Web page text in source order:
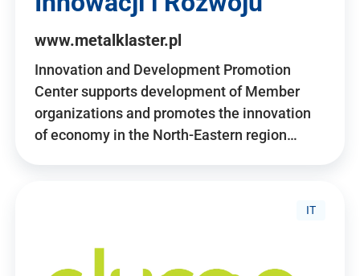
www.metalklaster.pl
Innovation and Development Promotion
Center supports development of Member
organizations and promotes the innovation
of economy in the North-Eastern region…
IT